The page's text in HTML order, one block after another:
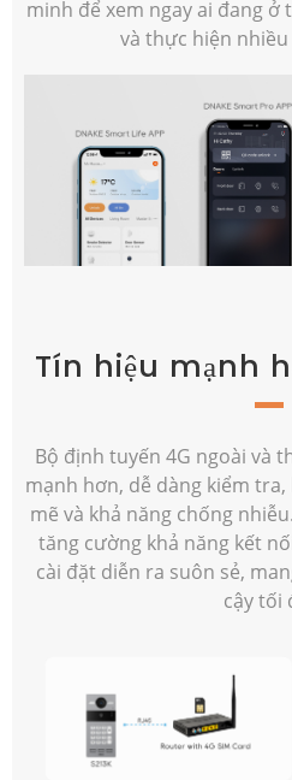
minh để xem ngay ai đang
và thực hiện
Tín hiệu mạnh
Bộ định tuyến 4G ngoài và
mạnh hơn, dễ dàng kiểm
mẽ và khả năng chống
tăng cường khả năng kết
cài đặt diễn ra suôn sẻ,
cậy tối